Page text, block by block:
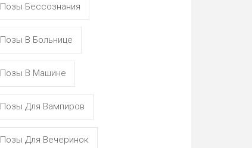
Позы Бессознания
Позы В Больнице
Позы В Машине
Позы Для Вампиров
Позы Для Вечеринок